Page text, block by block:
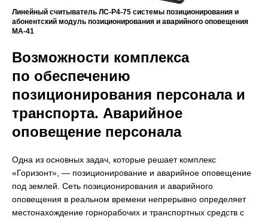
Линейный считыватель ЛС-Р4-75 системы позиционирования и
абонентский модуль позиционирования и аварийного оповещения
МА-41
Возможности комплекса
по обеспечению
позиционирования персонала и
транспорта. Аварийное
оповещение персонала
Одна из основных задач, которые решает комплекс
«Горизонт», — позиционирование и аварийное оповещение
под землей. Сеть позиционирования и аварийного
оповещения в реальном времени непрерывно определяет
местонахождение горнорабочих и транспортных средств с